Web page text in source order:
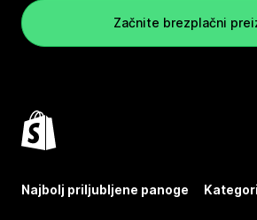
Začnite brezplačni
Najbolj priljubljene panoge